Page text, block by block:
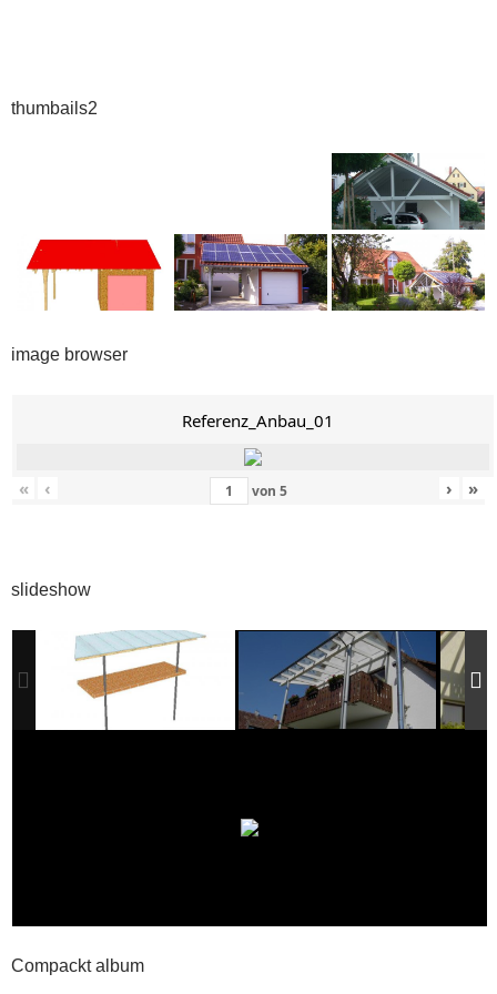
thumbails2
image browser
Referenz_Anbau_01
« ‹ von 5 › »
slideshow
Compackt album